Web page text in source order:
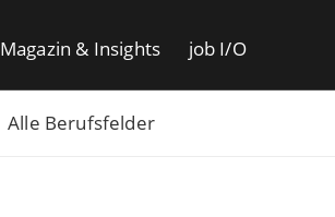
Alle Berufsfelder
Magazin & Insights job I/O